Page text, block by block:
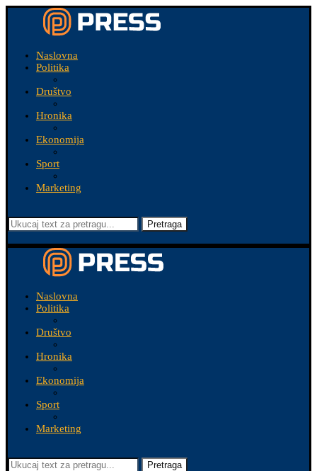
Naslovna
Politika
Društvo
Hronika
Ekonomija
Sport
Marketing
Pretraga
Naslovna
Politika
Društvo
Hronika
Ekonomija
Sport
Marketing
Pretraga